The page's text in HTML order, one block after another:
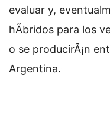
evaluar y,
hÃ­bridos para los
o se producirÃ¡n
Argentina.